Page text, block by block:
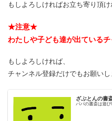
もしよろしければお立ち寄り頂け
★注意★
わたしや子ども達が出ているチ
もしよろしければ、
チャンネル登録だけでもお願い
ざぶとんの書
パパの書斎は遊び